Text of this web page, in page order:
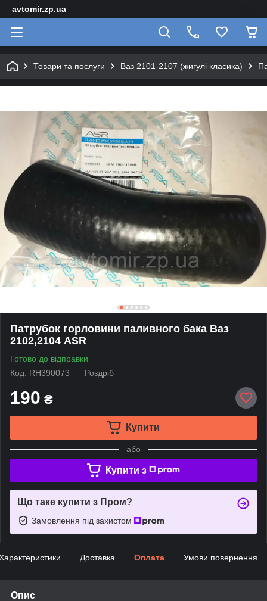
avtomir.zp.ua
Товари та послуги Ваз 2101-2107 (жигулі класика)
Патрубок горловини паливного бака Ваз
2102,2104 ASR
Готово до відправки
Код: RH390073
Роздріб
190 ₴
Купити
або
Купити з
Що таке купити з Пром?
Замовлення під захистом
Доставка Оплата Умови повернення
Опис